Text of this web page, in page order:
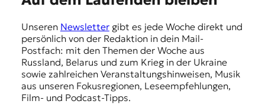
Unseren Newslettergibt es jede Woche direkt und
persönlich von der Redaktion in dein Mail-
Postfach: mit den Themen der Woche aus
Russland, Belarus und zum Krieg in der Ukraine
sowie zahlreichen Veranstaltungshinweisen, Musik
aus unseren Fokusregionen, Leseempfehlungen,
Film- und Podcast-Tipps.